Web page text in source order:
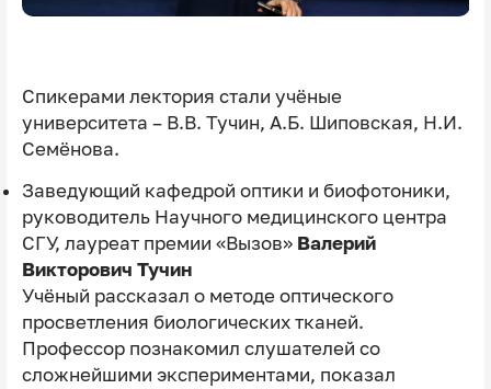
Спикерами лектория стали учёные
университета – В.В. Тучин, А.Б. Шиповская, Н.И.
Семёнова.
Заведующий кафедрой оптики и биофотоники,
руководитель Научного медицинского центра
СГУ, лауреат премии «Вызов» Валерий
Викторович Тучин
Учёный рассказал о методе оптического
просветления биологических тканей.
Профессор познакомил слушателей со
сложнейшими экспериментами, показал